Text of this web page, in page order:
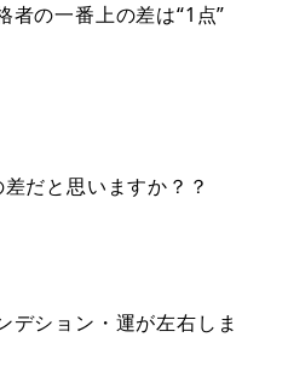
者の一番上の差は“1点”
だと思いますか？？
デション・運が左右しま